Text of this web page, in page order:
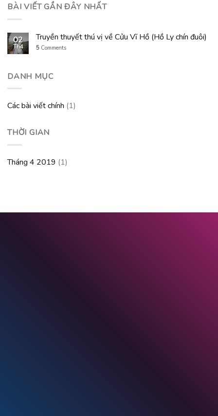
BÀI VIẾT GẦN ĐÂY NHẤT
02
Th4
Truyền thuyết thú vị về Cửu Vĩ Hồ (Hồ Ly chín đuôi)
5 Comments
DANH MỤC
Các bài viết chính (1)
THỜI GIAN
Tháng 4 2019 (1)